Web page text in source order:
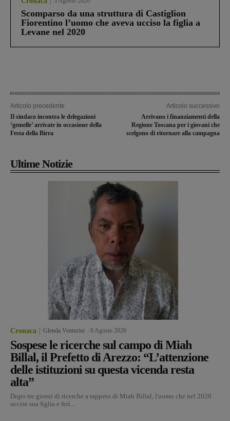
Scomparso da una struttura di Castiglion
Fiorentino l’uomo che aveva ucciso la figlia a
Levane nel 2020
Articolo precedente
Il sindaco incontra le delegazioni
‘gemelle’ arrivate in occasione della
Festa della Birra
Articolo successivo
Arrivano i finanziamenti della
Regione Toscana per i giovani che
scelgono di ritornare alla campagna
Ultime Notizie
Cronaca Glenda Venturini 6 Agosto 2026
Sospese le ricerche sul campo di Miah
Billal, il Prefetto di Arezzo: “L’attenzione
delle istituzioni su questa vicenda resta
alta”
Dopo tre giorni di ricerche a tappeto di Miah Billal, l'uomo che nel 2020
uccise sua figlia e ferì...